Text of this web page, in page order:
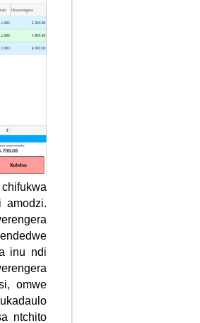
amodzi.
inu ndi
omwe
ntchito